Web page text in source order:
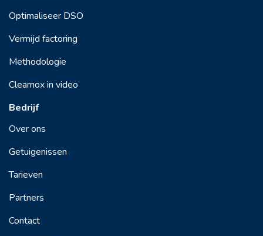
Optimaliseer DSO
Vermijd factoring
Methodologie
Clearnox in video
Bedrijf
Over ons
Getuigenissen
Tarieven
Partners
Contact